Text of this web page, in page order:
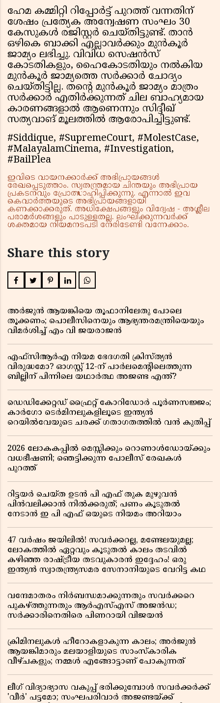
ഹേമ കമ്മിറ്റി റിപ്പോര്‍ട്ട് പുറത്ത് വന്നതിന്
ശേഷം പ്രത്യേക അന്വേഷണ സംഘം 30
കേസുകള്‍ രജിസ്റ്റര്‍ ചെയ്തിട്ടുണ്ട്. താന്‍
ഒഴികെ ബാക്കി എല്ലാവര്‍ക്കും മുന്‍കൂര്‍
ജാമ്യം ലഭിച്ചു. വിവിധ സെഷന്‍സ്
കോടതികളും, ഹൈകോടതിയും നല്‍കിയ
മുന്‍കൂര്‍ ജാമ്യത്തെ സര്‍ക്കാര്‍ ചോദ്യം
ചെയ്തിട്ടില്ല. തന്റെ മുന്‍കൂര്‍ ജാമ്യം മാത്രം
സര്‍ക്കാര്‍ എതിര്‍ക്കുന്നത് ചില ബാഹ്യമായ
കാരണങ്ങളാല്‍ ആണെന്നും സിദ്ദീഖ്
സത്യവാങ് മൂലത്തില്‍ ആരോപിച്ചിട്ടുണ്ട്.
#Siddique, #SupremeCourt, #MolestCase,
#MalayalamCinema, #Investigation,
#BailPlea
ഇവിടെ വായനക്കാർക്ക് അഭിപ്രായങ്ങൾ
രേഖപ്പെടുത്താം. സ്വതന്ത്രമായ ചിന്തയും അഭിപ്രായ
പ്രകടനവും പ്രോത്സാഹിപ്പിക്കുന്നു. എന്നാൽ ഇവ
കെവാർത്തയുടെ അഭിപ്രായങ്ങളായി
കണക്കാക്കരുത്. അധിക്ഷേപങ്ങളും വിദ്വേഷ - അശ്ലീല
പരാമർശങ്ങളും പാടുള്ളതല്ല. ലംഘിക്കുന്നവർക്ക്
ശക്തമായ നിയമനടപടി നേരിടേണ്ടി വന്നേക്കാം.
Share this story
അർജുൻ ആയങ്കിയെ തൂഫാനിലേതു പോലെ
തൂക്കണം; പൊലീസിനെയും ആഭ്യന്തരമന്ത്രിയെയും
വിമർശിച്ച് എം വി ജയരാജൻ
എഫ്സിആർഎ നിയമ ഭേദഗതി ക്രിസ്ത്യൻ
വിരുദ്ധമോ? ഓഗസ്റ്റ് 12-ന് പാർലമെന്റിലെത്തുന്ന
ബില്ലിന് പിന്നിലെ യഥാർത്ഥ അജണ്ട എന്ത്?
ഡെഡിക്കേറ്റഡ് ഫ്രൈറ്റ് കോറിഡോർ പൂർണസജ്ജം;
കാർഗോ ടെർമിനലുകളിലൂടെ ഇന്ത്യൻ
റെയിൽവേയുടെ ചരക്ക് ഗതാഗതത്തിൽ വൻ കുതിപ്പ്
2026 ലോകകപ്പിൽ മെസ്സിക്കും റൊണാൾഡോയ്ക്കും
വധഭീഷണി; ഞെട്ടിക്കുന്ന പോലീസ് രേഖകൾ
പുറത്ത്
റിട്ടയർ ചെയ്ത ഉടൻ പി എഫ് തുക മുഴുവൻ
പിൻവലിക്കാൻ നിൽക്കരുത്; പണം കൂടുതൽ
നേടാൻ ഇ പി എഫ് ഒയുടെ നിയമം അറിയാം
47 വർഷം ജയിലിൽ! സവർക്കറല്ല, മണ്ടേലയുമല്ല;
ലോകത്തിൽ ഏറ്റവും കൂടുതൽ കാലം തടവിൽ
കഴിഞ്ഞ രാഷ്ട്രീയ തടവുകാരൻ ഇദ്ദേഹം! ഒരു
ഇന്ത്യൻ സ്വാതന്ത്ര്യസമര സേനാനിയുടെ വേറിട്ട കഥ
വന്ദേമാതരം നിർബന്ധമാക്കുന്നതും സവർക്കറെ
പുകഴ്ത്തുന്നതും ആർഎസ്എസ് അജൻഡ;
സർക്കാരിനെതിരെ പിണറായി വിജയൻ
ക്രിമിനലുകൾ ഹീറോകളാകുന്ന കാലം; അർജുൻ
ആയങ്കിമാരും മലയാളിയുടെ സാംസ്കാരിക
വീഴ്ചകളും; നമ്മൾ എങ്ങോട്ടാണ് പോകുന്നത്
ലീഗ് വിദ്യാഭ്യാസ വകുപ്പ് ഭരിക്കുമ്പോൾ സവർക്കർക്ക്
'വീർ' പട്ടമോ; സംഘപരിവാർ അജണ്ടയ്ക്ക്